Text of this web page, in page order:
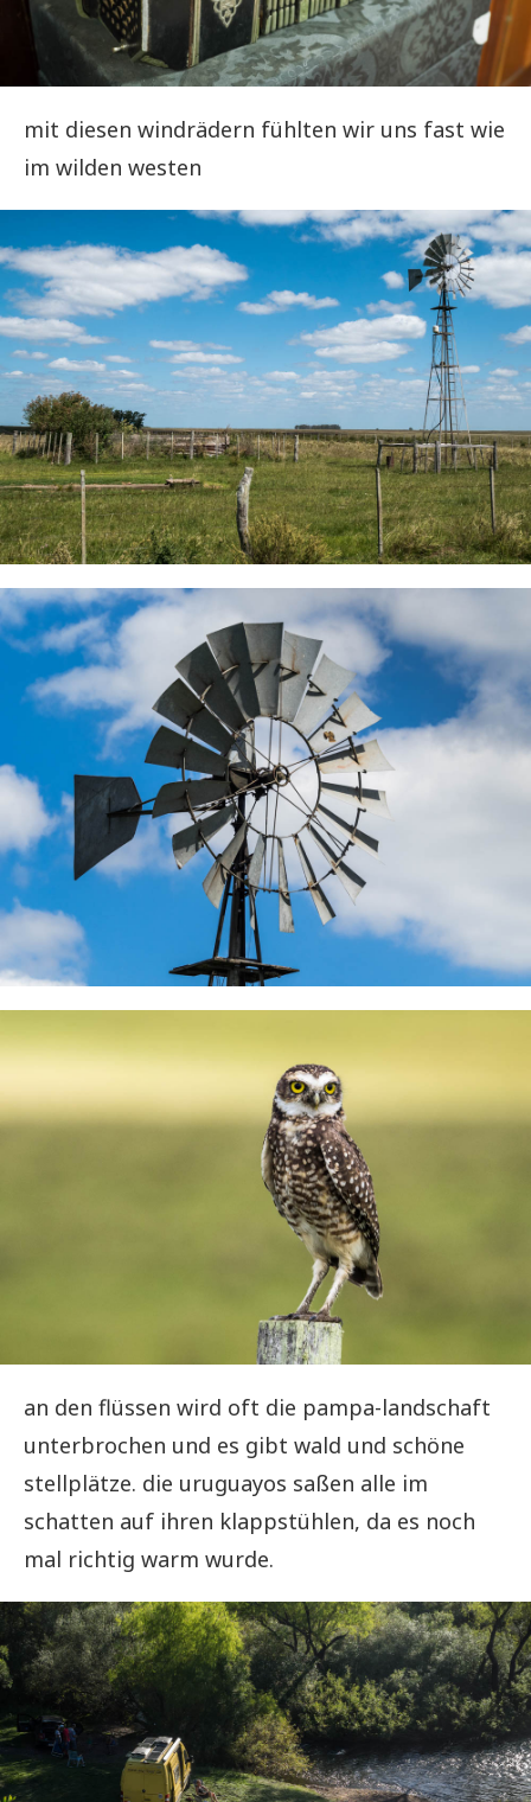
mit diesen windrädern fühlten wir uns fast wie
im wilden westen
an den flüssen wird oft die pampa-landschaft
unterbrochen und es gibt wald und schöne
stellplätze. die uruguayos saßen alle im
schatten auf ihren klappstühlen, da es noch
mal richtig warm wurde.